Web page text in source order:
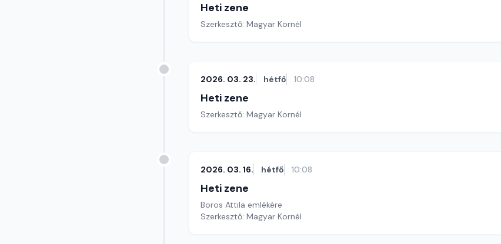
Heti zene
Szerkesztő: Magyar Kornél
2026. 03. 23. hétfő 10:08
Heti zene
Szerkesztő: Magyar Kornél
2026. 03. 16. hétfő 10:08
Heti zene
Boros Attila emlékére
Szerkesztő: Magyar Kornél